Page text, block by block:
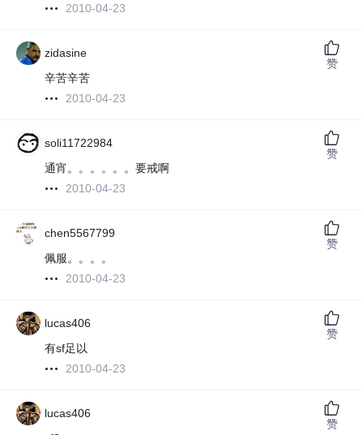
2010-04-23
zidasine
辛苦辛苦
2010-04-23
赞
soli11722984
通宵。。。。。。要戒啊
2010-04-23
赞
chen5567799
佩服。。。。
2010-04-23
赞
lucas406
有sf足以
2010-04-23
赞
lucas406
赞